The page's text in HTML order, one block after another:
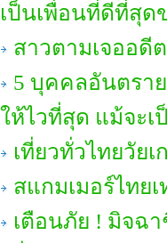
เป็นเพื่อนที่ดีที่สุด
สาวตามเจออดี
5 บุคคลอันตรา
ให้ไวที่สุด แม้จะ
เที่ยวทั่วไทยวัย
สแกมเมอร์ไทย
เตือนภัย ! มิจฉ